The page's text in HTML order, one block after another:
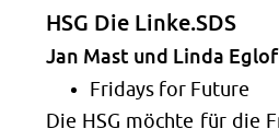
HSG Die Linke.​SDS
Jan Mast und Linda
Fri­days for Fu­ture
Die HSG möch­te für die